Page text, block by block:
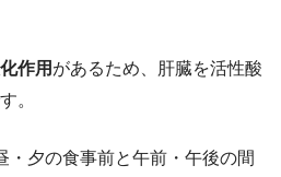
作用 があるため、肝臓を活性酸
。
・夕の食事前と午前・午後の間